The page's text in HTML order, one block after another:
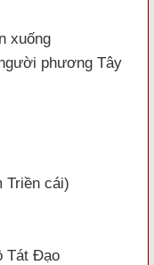
xuống
phương Tây
Triền cái)
Tát Đạo